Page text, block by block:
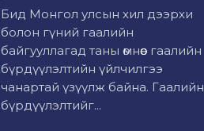
Бид Монгол улсын хил дээрхи
болон гүний гаалийн
байгууллагад таны өмнөөс гаалийн
бүрдүүлэлтийн үйлчилгээ
чанартай үзүүлж байна. Гаалийн
бүрдүүлэлтийг...